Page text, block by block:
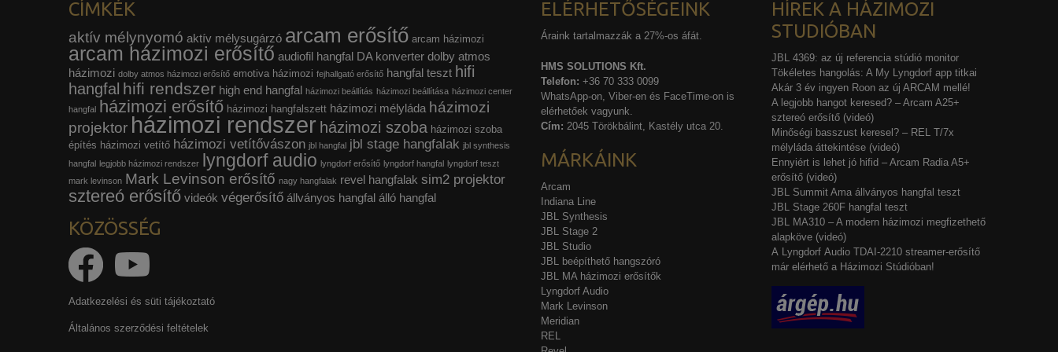
CÍMKÉK
aktív mélynyomó aktív mélysugárzó arcam erősítő arcam házimozi
arcam házimozi erősítő audiofil hangfal DA konverter dolby atmos
házimozi dolby atmos házimozi erősítő emotiva házimozi fejhallgató erősítő hangfal teszt hifi
hangfal hifi rendszer high end hangfal házimozi beállítás házimozi beállítása házimozi center
hangfal házimozi erősítő házimozi hangfalszett házimozi mélyláda házimozi
projektor házimozi rendszer házimozi szoba házimozi szoba
építés házimozi vetítő házimozi vetítővászon jbl hangfal jbl stage hangfalak jbl synthesis
hangfal legjobb házimozi rendszer lyngdorf audio lyngdorf erősítő lyngdorf hangfal lyngdorf teszt
mark levinson Mark Levinson erősítő nagy hangfalak revel hangfalak sim2 projektor
sztereó erősítő videók végerősítő állványos hangfal álló hangfal
KÖZÖSSÉG
Adatkezelési és süti tájékoztató
Általános szerződési feltételek
ELÉRHETŐSÉGEINK
Áraink tartalmazzák a 27%-os áfát.
HMS SOLUTIONS Kft.
Telefon: +36 70 333 0099
WhatsApp-on, Viber-en és FaceTime-on is
elérhetőek vagyunk.
Cím: 2045 Törökbálint, Kastély utca 20.
MÁRKÁINK
Arcam
Indiana Line
JBL Synthesis
JBL Stage 2
JBL Studio
JBL beépíthető hangszóró
JBL MA házimozi erősítők
Lyngdorf Audio
Mark Levinson
Meridian
REL
HÍREK A HÁZIMOZI
STUDIÓBAN
JBL 4369: az új referencia stúdió monitor
Tökéletes hangolás: A My Lyngdorf app titkai
Akár 3 év ingyen Roon az új ARCAM mellé!
A legjobb hangot keresed? – Arcam A25+
sztereó erősítő (videó)
Minőségi basszust keresel? – REL T/7x
mélyláda áttekintése (videó)
Ennyiért is lehet jó hifid – Arcam Radia A5+
erősítő (videó)
JBL Summit Ama állványos hangfal teszt
JBL Stage 260F hangfal teszt
JBL MA310 – A modern házimozi megfizethető
alapköve (videó)
A Lyngdorf Audio TDAI-2210 streamer-erősítő
már elérhető a Házimozi Stúdióban!